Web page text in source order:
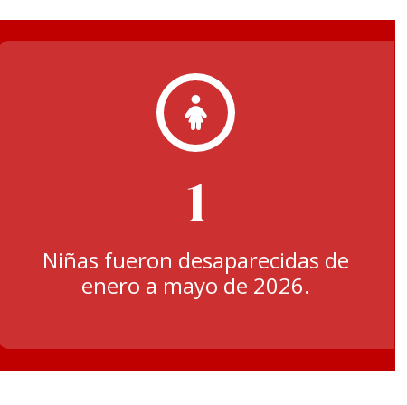
1
Niñas fueron desaparecidas de
enero a mayo de 2026.